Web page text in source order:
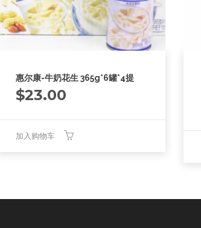
惠尔康-牛奶花生 365g*6罐*4提
$23.00
加入购物车